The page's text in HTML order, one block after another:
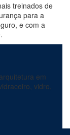
treinados de
para a
e com a
arquitetura em
, vidro,